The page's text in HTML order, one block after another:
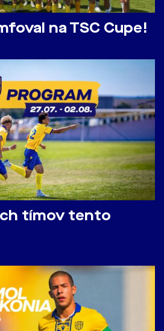
na TSC Cupe!
tímov tento